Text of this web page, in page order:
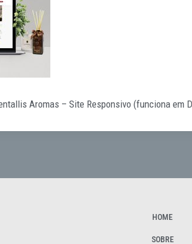
Aromas – Site Responsivo (funciona em
HOME
SOBRE